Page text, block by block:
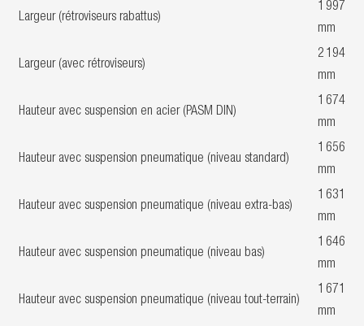
Largeur (rétroviseurs rabattus)
1 997
mm
Largeur (avec rétroviseurs)
2 194
mm
Hauteur avec suspension en acier (PASM DIN)
1 674
mm
Hauteur avec suspension pneumatique (niveau standard)
1 656
mm
Hauteur avec suspension pneumatique (niveau extra-bas)
1 631
mm
Hauteur avec suspension pneumatique (niveau bas)
1 646
mm
Hauteur avec suspension pneumatique (niveau tout-terrain)
1 671
mm